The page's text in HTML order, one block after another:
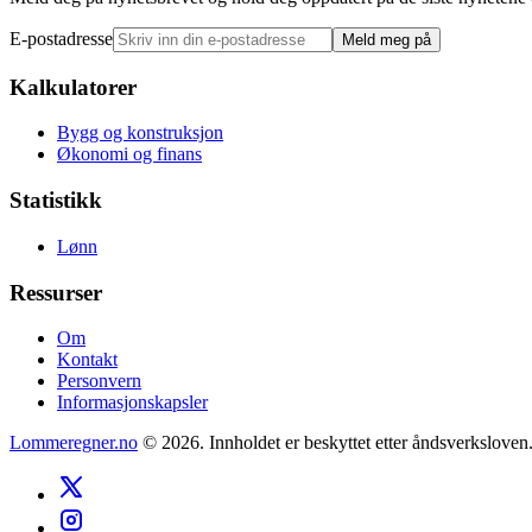
E-postadresse Meld meg på
Kalkulatorer
Bygg og konstruksjon
Økonomi og finans
Statistikk
Lønn
Ressurser
Om
Kontakt
Personvern
Informasjonskapsler
Lommeregner.no © 2026. Innholdet er beskyttet etter åndsverksloven.